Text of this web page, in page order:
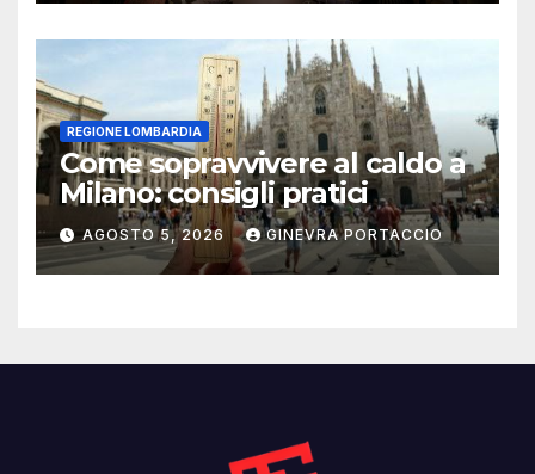
REGIONE LOMBARDIA
Come sopravvivere al caldo a
Milano: consigli pratici
AGOSTO 5, 2026 GINEVRA PORTACCIO